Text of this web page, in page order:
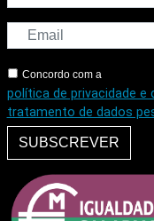
Concordo com a
política de privacidade e
tratamento de dados
SUBSCREVER